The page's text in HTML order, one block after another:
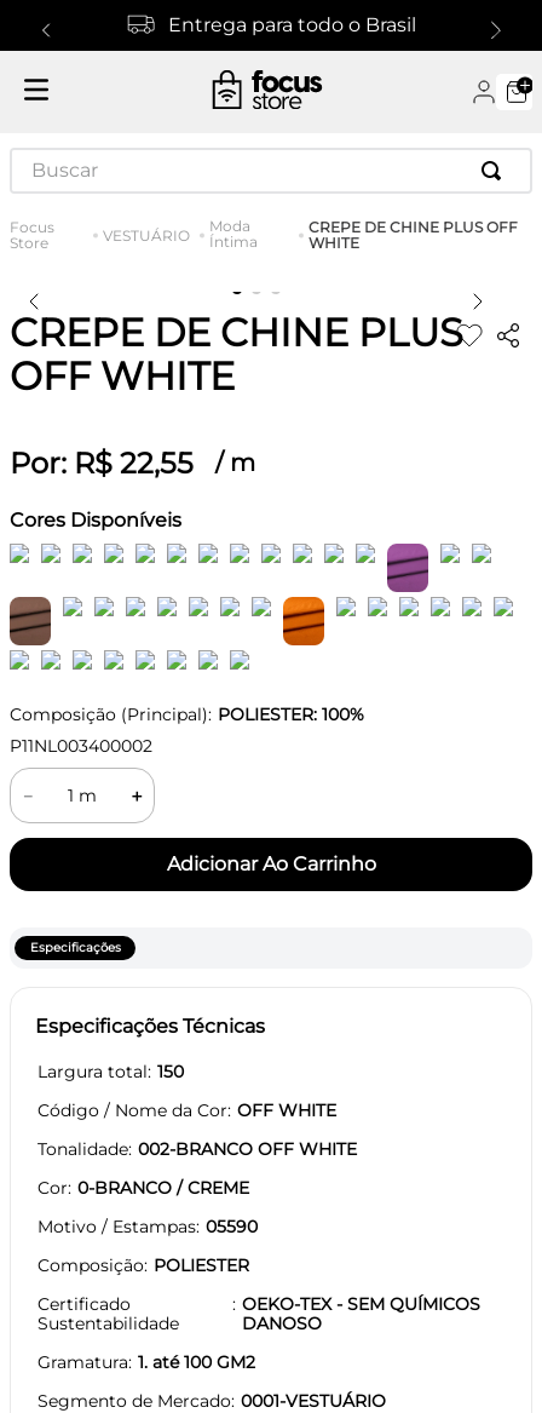
Entrega para todo o Brasil
Buscar
VESTUÁRIO
Moda
Íntima
CREPE DE CHINE PLUS OFF
WHITE
CREPE DE CHINE PLUS
OFF WHITE
Por: R$ 22,55 / m
Cores Disponíveis
Composição (Principal): POLIESTER: 100%
P11NL003400002
＋
－
Especificações
Especificações Técnicas
Largura total 150
Código / Nome da Cor OFF WHITE
Tonalidade 002-BRANCO OFF WHITE
Cor 0-BRANCO / CREME
Motivo / Estampas 05590
Composição POLIESTER
Certificado
Sustentabilidade
OEKO-TEX - SEM QUÍMICOS
DANOSO
Gramatura 1. até 100 GM2
Segmento de Mercado 0001-VESTUÁRIO